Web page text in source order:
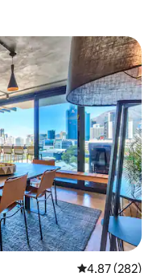
Priemerné
4,87 (282)